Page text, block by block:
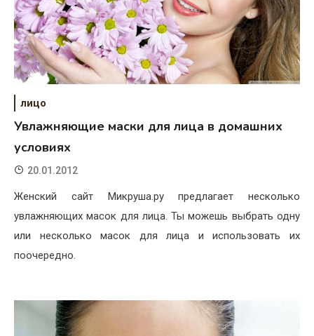
лицо
Увлажняющие маски для лица в домашних
условиях
20.01.2012
Женский сайт Микруша.ру предлагает несколько
увлажняющих масок для лица. Ты можешь выбрать одну
или несколько масок для лица и использовать их
поочередно.